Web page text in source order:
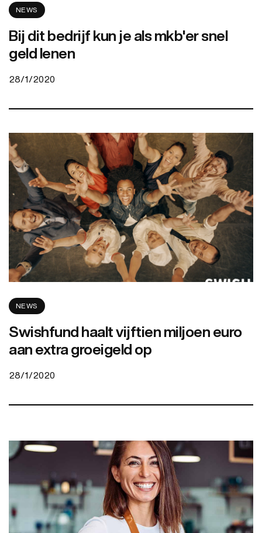
NEWS
Bij dit bedrijf kun je als mkb'er snel
geld lenen
28/1/2020
NEWS
Swishfund haalt vijftien miljoen euro
aan extra groeigeld op
28/1/2020